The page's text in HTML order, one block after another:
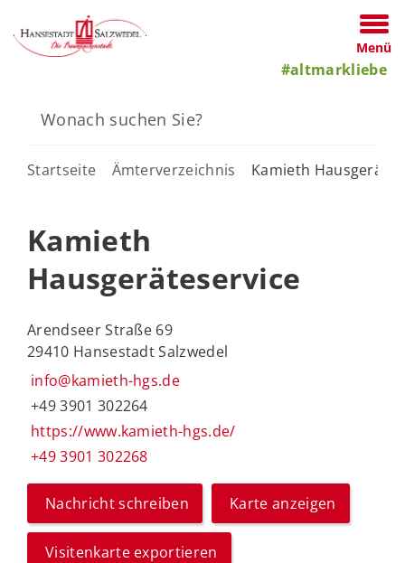
Menü
#altmarkliebe
Startseite Ämterverzeichnis Kamieth
Kamieth
Hausgeräteservice
Arendseer Straße 69
29410 Hansestadt Salzwedel
info@kamieth-hgs.de
+49 3901 302264
https://www.kamieth-hgs.de/
+49 3901 302268
Nachricht schreiben Karte anzeigen
Visitenkarte exportieren